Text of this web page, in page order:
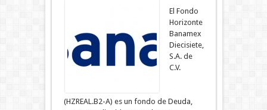
El Fondo
Horizonte
Banamex
Diecisiete,
S.A. de
C.V.
(HZREAL.B2-A) es un fondo de Deuda,